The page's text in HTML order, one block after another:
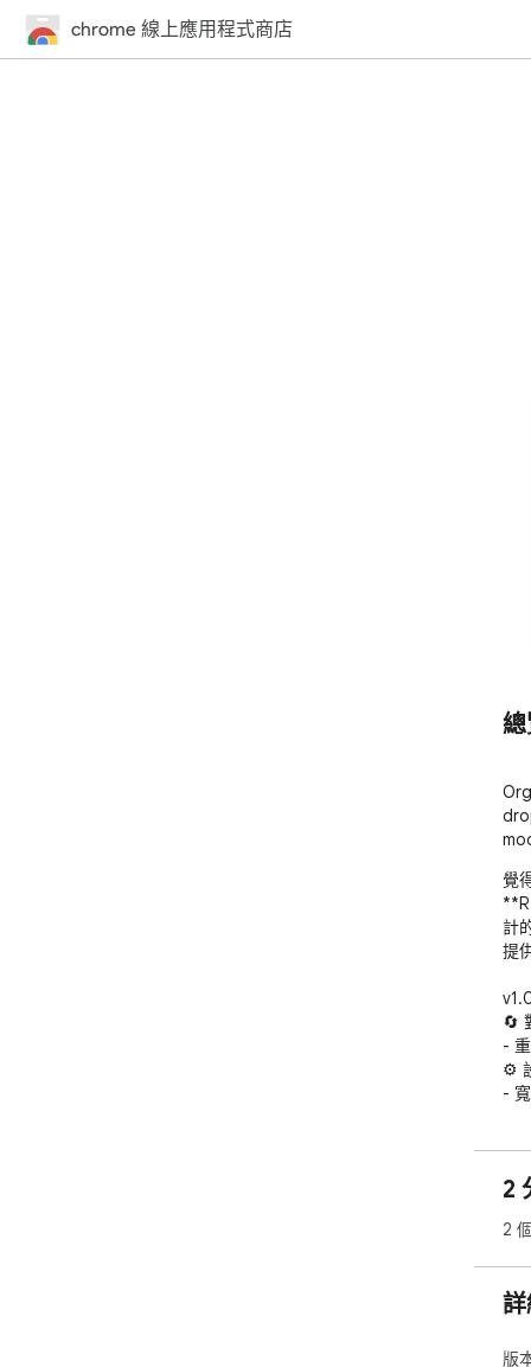
chrome 線上應用程式商店
覺
計
提
🔄
-
⚙️
-
-
🔒
-
2
2
版